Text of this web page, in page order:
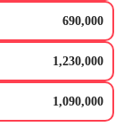
690,000
1,230,000
1,090,000